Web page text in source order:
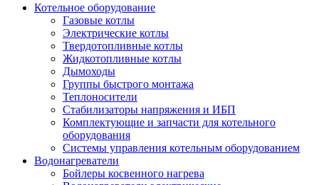
Котельное оборудование
Газовые котлы
Электрические котлы
Твердотопливные котлы
Жидкотопливные котлы
Дымоходы
Группы быстрого монтажа
Теплоносители
Стабилизаторы напряжения и ИБП
Комплектующие и запчасти для котельного
оборудования
Системы управления котельным оборудованием
Водонагреватели
Бойлеры косвенного нагрева